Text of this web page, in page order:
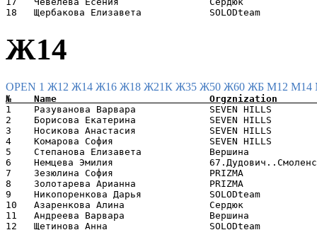
Ж14
OPEN 1 Ж12 Ж14 Ж16 Ж18 Ж21К Ж35 Ж50 Ж60 ЖБ М12 М14
1    Разуванова Варвара             SEVEN
2    Борисова Екатерина             SEVEN
3    Носикова Анастасия             SEVEN
4    Комарова София                 SEVEN HILLS
5    Степанова Елизавета            Вершина
6    Немцева Эмилия
7    Зезюлина София                 PRIZMA
8    Золотарева Арианна             PRIZMA
9    Никопоренкова Дарья
10   Азаренкова Алина
11   Андреева Варвара
12   Щетинова Анна